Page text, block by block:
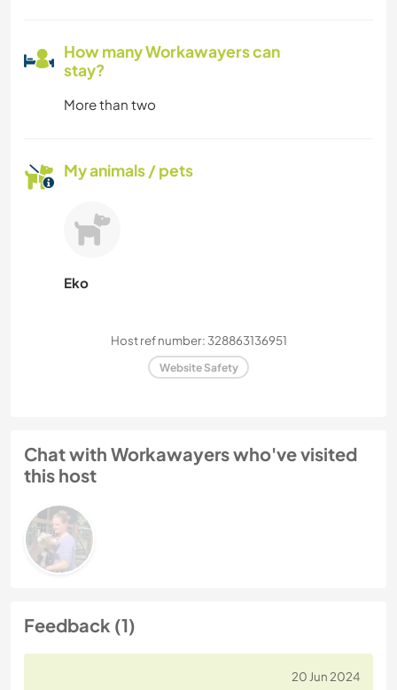
How many Workawayers can
stay?
More than two
My animals / pets
Eko
Host ref number: 328863136951
Website Safety
Chat with Workawayers who've visited
this host
Feedback (1)
20 Jun 2024